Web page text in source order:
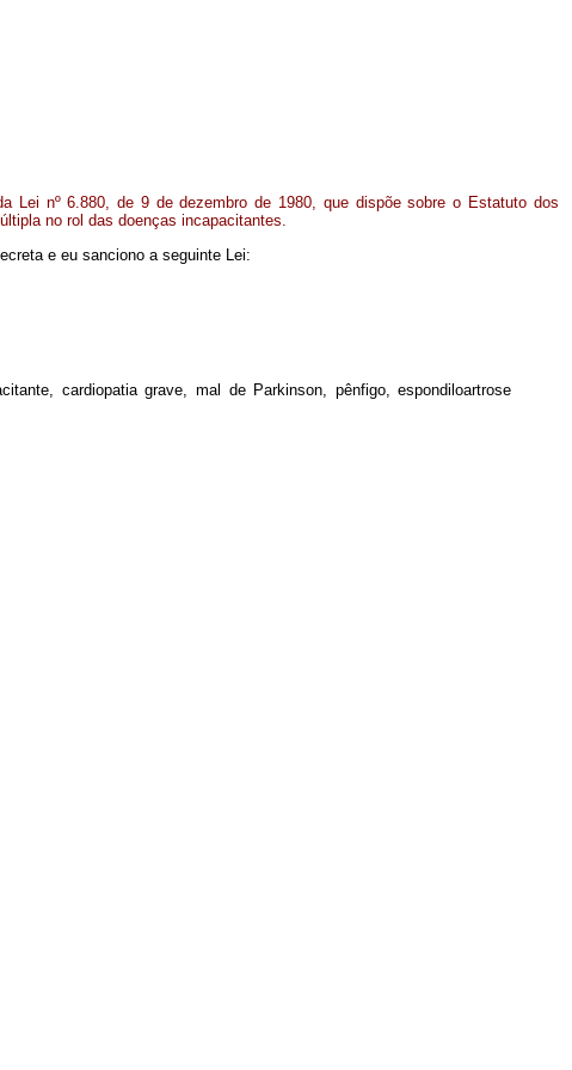
Lei nº 6.880, de 9 de dezembro de 1980, que dispõe sobre o Estatuto dos
no rol das doenças incapacitantes.
e eu sanciono a seguinte Lei:
cardiopatia grave, mal de Parkinson, pênfigo, espondiloartrose